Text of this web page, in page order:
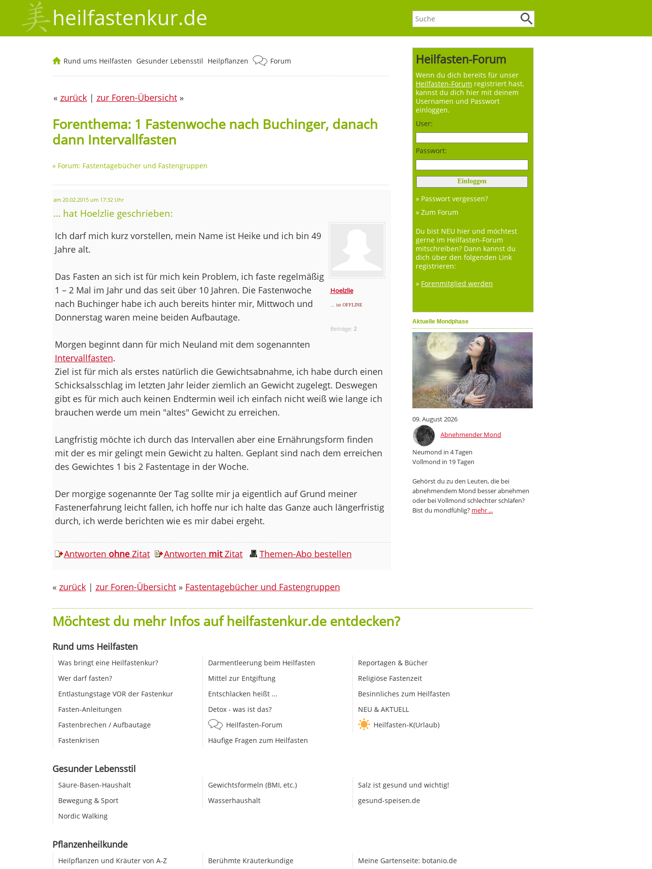
heilfastenkur.de
Heilfasten-Forum
Wenn du dich bereits für unser
Heilfasten-Forum registriert hast,
kannst du dich hier mit deinem
Usernamen und Passwort
einloggen.
User:
Passwort:
» Passwort vergessen?
» Zum Forum
Du bist NEU hier und möchtest
gerne im Heilfasten-Forum
mitschreiben? Dann kannst du
dich über den folgenden Link
registrieren:
» Forenmitglied werden
Aktuelle Mondphase
09. August 2026
Abnehmender Mond
Neumond in 4 Tagen
Vollmond in 19 Tagen
Gehörst du zu den Leuten, die bei
abnehmendem Mond besser abnehmen
oder bei Vollmond schlechter schlafen?
Bist du mondfühlig? mehr ...
Rund ums Heilfasten Gesunder Lebensstil Heilpflanzen Forum
« zurück| zur Foren-Übersicht»
Forenthema: 1 Fastenwoche nach Buchinger, danach
dann Intervallfasten
» Forum: Fastentagebücher und Fastengruppen
am 20.02.2015 um 17:32 Uhr
... hat Hoelzlie geschrieben:
Hoelzlie
... ist OFFLINE
Beiträge: 2
Ich darf mich kurz vorstellen, mein Name ist Heike und ich bin 49
Jahre alt.
Das Fasten an sich ist für mich kein Problem, ich faste regelmäßig
1 – 2 Mal im Jahr und das seit über 10 Jahren. Die Fastenwoche
nach Buchinger habe ich auch bereits hinter mir, Mittwoch und
Donnerstag waren meine beiden Aufbautage.
Morgen beginnt dann für mich Neuland mit dem sogenannten
Intervallfasten.
Ziel ist für mich als erstes natürlich die Gewichtsabnahme, ich habe durch einen
Schicksalsschlag im letzten Jahr leider ziemlich an Gewicht zugelegt. Deswegen
gibt es für mich auch keinen Endtermin weil ich einfach nicht weiß wie lange ich
brauchen werde um mein "altes" Gewicht zu erreichen.
Langfristig möchte ich durch das Intervallen aber eine Ernährungsform finden
mit der es mir gelingt mein Gewicht zu halten. Geplant sind nach dem erreichen
des Gewichtes 1 bis 2 Fastentage in der Woche.
Der morgige sogenannte 0er Tag sollte mir ja eigentlich auf Grund meiner
Fastenerfahrung leicht fallen, ich hoffe nur ich halte das Ganze auch längerfristig
durch, ich werde berichten wie es mir dabei ergeht.
Antworten ohneZitat Antworten mitZitat Themen-Abo bestellen
« zurück| zur Foren-Übersicht» Fastentagebücher und Fastengruppen
Möchtest du mehr Infos auf heilfastenkur.de entdecken?
Rund ums Heilfasten
Was bringt eine Heilfastenkur?
Wer darf fasten?
Entlastungstage VOR der Fastenkur
Fasten-Anleitungen
Fastenbrechen / Aufbautage
Fastenkrisen
Darmentleerung beim Heilfasten
Mittel zur Entgiftung
Entschlacken heißt ...
Detox - was ist das?
Heilfasten-Forum
Häufige Fragen zum Heilfasten
Reportagen & Bücher
Religiöse Fastenzeit
Besinnliches zum Heilfasten
NEU & AKTUELL
Heilfasten-K(Urlaub)
Gesunder Lebensstil
Säure-Basen-Haushalt
Bewegung & Sport
Nordic Walking
Gewichtsformeln (BMI, etc.)
Wasserhaushalt
Salz ist gesund und wichtig!
gesund-speisen.de
Pflanzenheilkunde
Heilpflanzen und Kräuter von A-Z Berühmte Kräuterkundige Meine Gartenseite: botanio.de